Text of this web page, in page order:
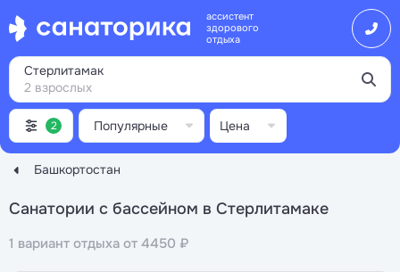
ассистент
здорового
отдыха
Башкортостан
Стерлитамак
2 взрослых
Санатории с бассейном в Стерлитамаке
1 вариант отдыха от 4450 ₽
2 Популярные Цена